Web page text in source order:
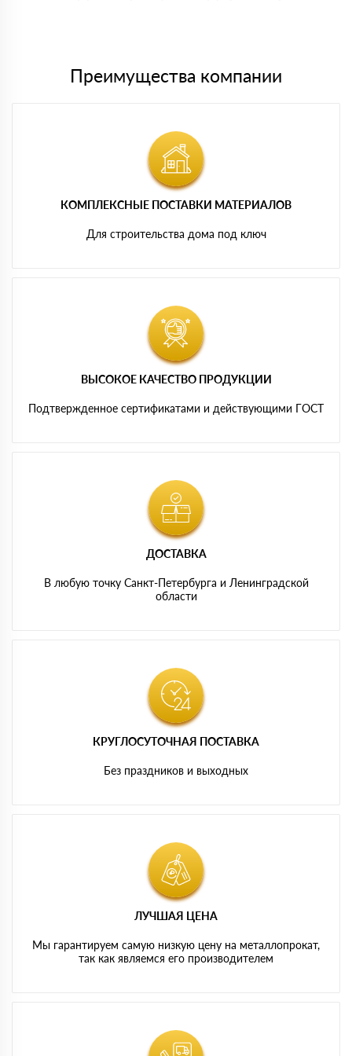
Преимущества компании
КОМПЛЕКСНЫЕ ПОСТАВКИ МАТЕРИАЛОВ
Для строительства дома под ключ
ВЫСОКОЕ КАЧЕСТВО ПРОДУКЦИИ
Подтвержденное сертификатами и действующими ГОСТ
ДОСТАВКА
В любую точку Санкт-Петербурга и Ленинградской
области
КРУГЛОСУТОЧНАЯ ПОСТАВКА
Без праздников и выходных
ЛУЧШАЯ ЦЕНА
Мы гарантируем самую низкую цену на металлопрокат,
так как являемся его производителем